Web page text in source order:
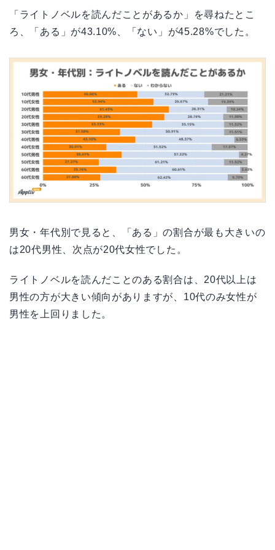
「ライトノベルを読んだことがあるか」を尋ねたとこ
ろ、「ある」が43.10%、「ない」が45.28%でした。
男女・年代別で見ると、「ある」の割合が最も大きいの
は20代男性、次点が20代女性でした。
ライトノベルを読んだことのある割合は、20代以上は
男性の方が大きい傾向がありますが、10代のみ女性が
男性を上回りました。